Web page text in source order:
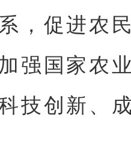
，促进农
强国家农
技创新、